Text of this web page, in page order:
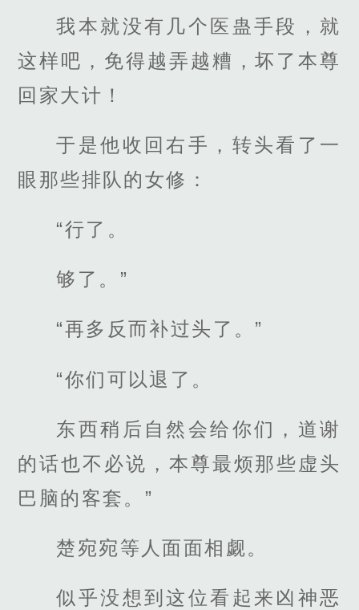
我本就没有几个医蛊手段，就
这样吧，免得越弄越糟，坏了本尊
回家大计！
于是他收回右手，转头看了一
眼那些排队的女修：
“行了。
够了。”
“再多反而补过头了。”
“你们可以退了。
东西稍后自然会给你们，道谢
的话也不必说，本尊最烦那些虚头
巴脑的客套。”
楚宛宛等人面面相觑。
似乎没想到这位看起来凶神恶